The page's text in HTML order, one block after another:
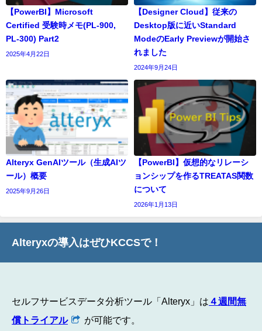
【PowerBI】Microsoft
Certified 受験時メモ(PL-900,
PL-300) Part2
2025年4月22日
【Designer Cloud】従来の
Desktop版に近いStandard
ModeのEarly Previewが開始さ
れました
2024年9月24日
Alteryx GenAIツール（生成AIツ
ール）概要
2025年9月26日
【PowerBI】仮想的なリレーシ
ョンシップを作るTREATAS関数
について
2026年1月13日
Alteryxの導入はぜひKCCSで！
セルフサービスデータ分析ツール「Alteryx」は ４週間無
償トライアル
が可能です。